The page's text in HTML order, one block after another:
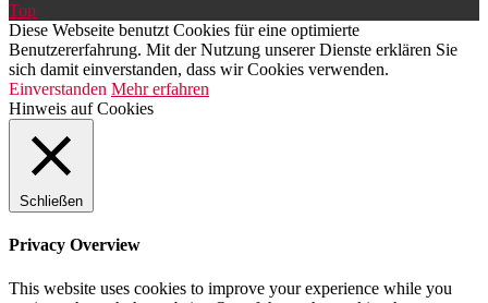
Top
Diese Webseite benutzt Cookies für eine optimierte
Benutzererfahrung. Mit der Nutzung unserer Dienste erklären Sie
sich damit einverstanden, dass wir Cookies verwenden.
Einverstanden Mehr erfahren
Hinweis auf Cookies
Schließen
Privacy Overview
This website uses cookies to improve your experience while you